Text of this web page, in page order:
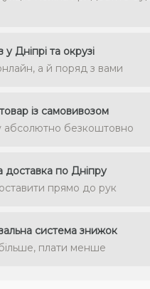
у Дніпрі та окрузі
а й поряд з вами
із самовивозом
абсолютно безкоштовно
доставка по Дніпру
прямо до рук
система знижок
плати менше